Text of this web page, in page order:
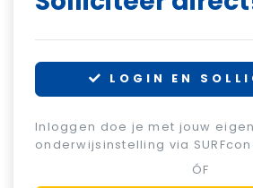
LOGIN EN
Inloggen doe je met jouw
onderwijsinstelling via
ÓF